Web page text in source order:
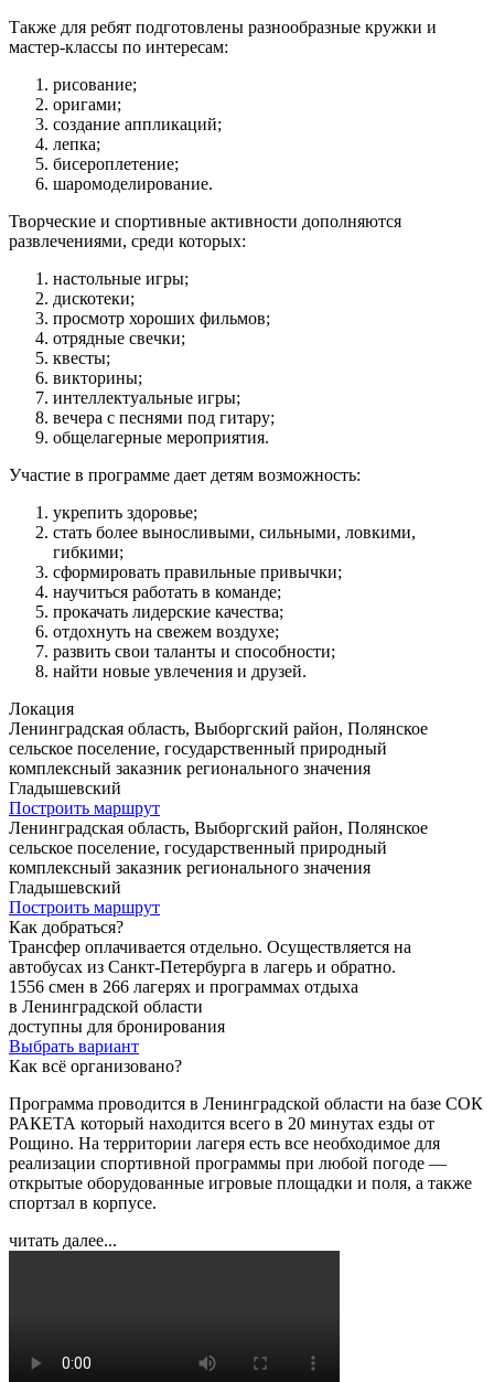
Также для ребят подготовлены разнообразные кружки и
мастер-классы по интересам:
рисование;
оригами;
создание аппликаций;
лепка;
бисероплетение;
шаромоделирование.
Творческие и спортивные активности дополняются
развлечениями, среди которых:
настольные игры;
дискотеки;
просмотр хороших фильмов;
отрядные свечки;
квесты;
викторины;
интеллектуальные игры;
вечера с песнями под гитару;
общелагерные мероприятия.
Участие в программе дает детям возможность:
укрепить здоровье;
стать более выносливыми, сильными, ловкими,
гибкими;
сформировать правильные привычки;
научиться работать в команде;
прокачать лидерские качества;
отдохнуть на свежем воздухе;
развить свои таланты и способности;
найти новые увлечения и друзей.
Локация
Ленинградская область, Выборгский район, Полянское
сельское поселение, государственный природный
комплексный заказник регионального значения
Гладышевский
Построить маршрут
Ленинградская область, Выборгский район, Полянское
сельское поселение, государственный природный
комплексный заказник регионального значения
Гладышевский
Построить маршрут
Как добраться?
Трансфер оплачивается отдельно. Осуществляется на
автобусах из Санкт-Петербурга в лагерь и обратно.
1556 смен в 266 лагерях и программах отдыха
в Ленинградской области
доступны для бронирования
Выбрать вариант
Как всё организовано?
Программа проводится в Ленинградской области на базе СОК
РАКЕТА который находится всего в 20 минутах езды от
Рощино. На территории лагеря есть все необходимое для
реализации спортивной программы при любой погоде —
открытые оборудованные игровые площадки и поля, а также
спортзал в корпусе.
читать далее...